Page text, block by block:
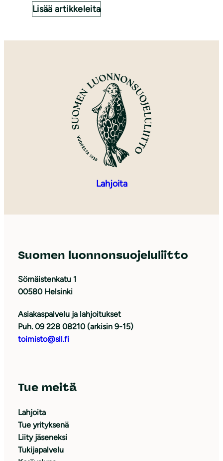
Lisää artikkeleita
Lahjoita
Suomen luonnonsuojeluliitto
Sörnäistenkatu 1
00580 Helsinki
Asiakaspalvelu ja lahjoitukset
Puh. 09 228 08210 (arkisin 9-15)
toimisto@sll.fi
Tue meitä
Lahjoita
Tue yrityksenä
Liity jäseneksi
Tukijapalvelu